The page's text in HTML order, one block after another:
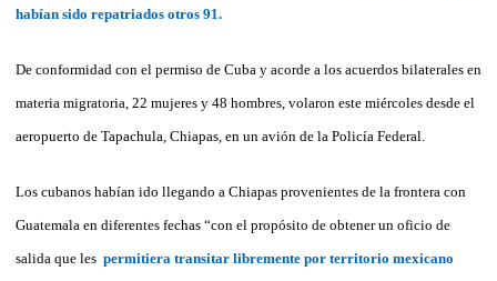
habían sido repatriados otros 91.
De conformidad con el permiso de Cuba y acorde a los acuerdos bilaterales en
materia migratoria, 22 mujeres y 48 hombres, volaron este miércoles desde el
aeropuerto de Tapachula, Chiapas, en un avión de la Policía Federal.
Los cubanos habían ido llegando a Chiapas provenientes de la frontera con
Guatemala en diferentes fechas “con el propósito de obtener un oficio de
salida que les permitiera transitar libremente por territorio mexicano